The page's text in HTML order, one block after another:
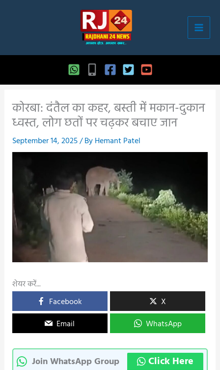
कोरबा: दंतैल का कहर, बस्ती में मकान-दुकान
ध्वस्त, लोग छतों पर चढ़कर बचाए जान
September 14, 2025/ ByHemant Patel
शेयर करें...
Facebook
X
Email
WhatsApp
Join WhatsApp Group Click Here